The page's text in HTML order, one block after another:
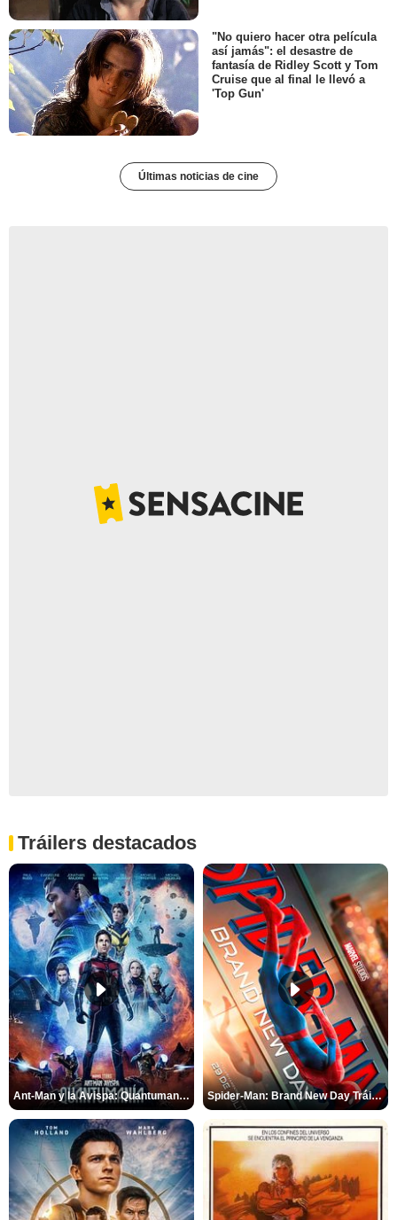
"No quiero hacer otra película
así jamás": el desastre de
fantasía de Ridley Scott y Tom
Cruise que al final le llevó a
'Top Gun'
Últimas noticias de cine
Tráilers destacados
Ant-Man y la Avispa: Quantumanía Tráiler (2) Spider-Man: Brand New Day Tráiler (3)